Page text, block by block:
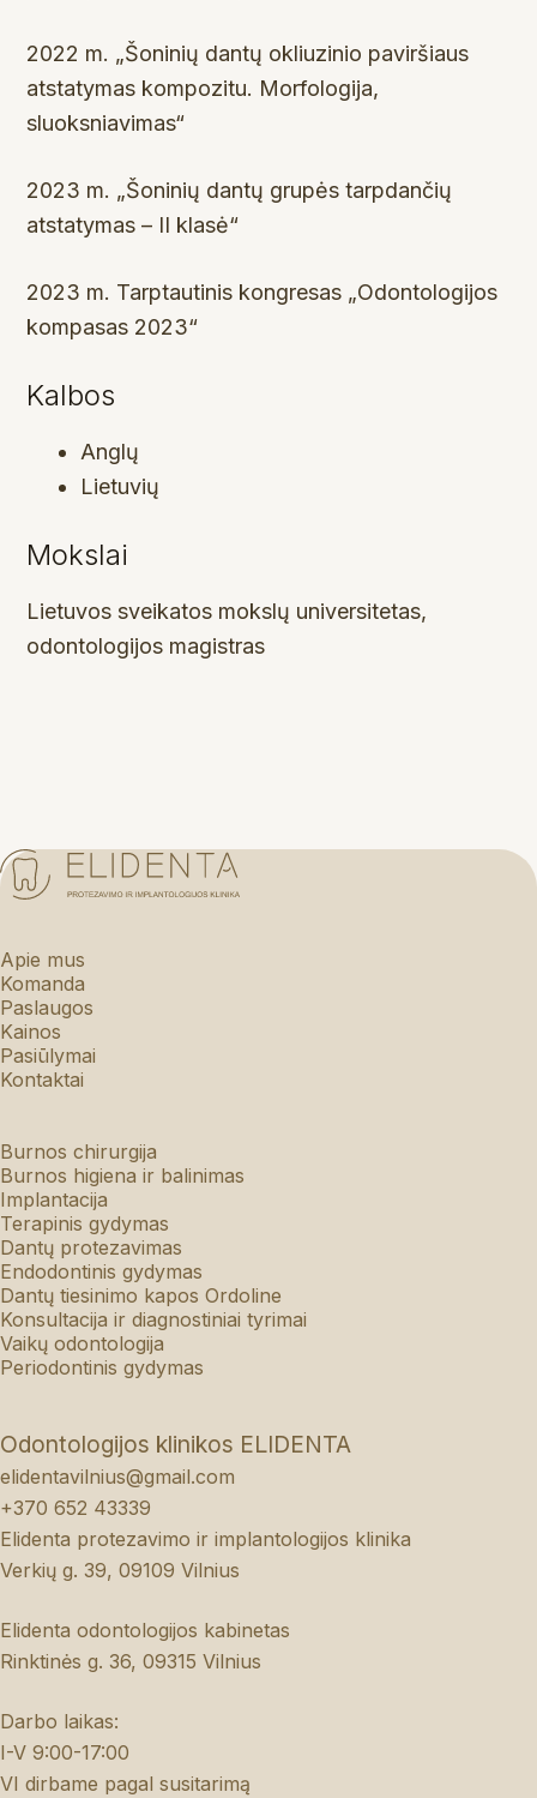
2022 m. „Šoninių dantų okliuzinio paviršiaus
atstatymas kompozitu. Morfologija,
sluoksniavimas“
2023 m. „Šoninių dantų grupės tarpdančių
atstatymas – II klasė“
2023 m. Tarptautinis kongresas „Odontologijos
kompasas 2023“
Kalbos
Anglų
Lietuvių
Mokslai
Lietuvos sveikatos mokslų universitetas,
odontologijos magistras
Apie mus
Komanda
Paslaugos
Kainos
Pasiūlymai
Kontaktai
Burnos chirurgija
Burnos higiena ir balinimas
Implantacija
Terapinis gydymas
Dantų protezavimas
Endodontinis gydymas
Dantų tiesinimo kapos Ordoline
Konsultacija ir diagnostiniai tyrimai
Vaikų odontologija
Periodontinis gydymas
Odontologijos klinikos ELIDENTA
elidentavilnius@gmail.com
+370 652 43339
Elidenta protezavimo ir implantologijos klinika
Verkių g. 39, 09109 Vilnius
Elidenta odontologijos kabinetas
Rinktinės g. 36, 09315 Vilnius
Darbo laikas:
I-V 9:00-17:00
VI dirbame pagal susitarimą